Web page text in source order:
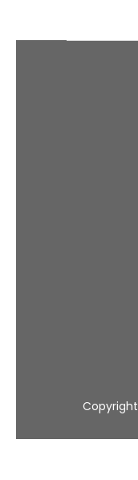
Z